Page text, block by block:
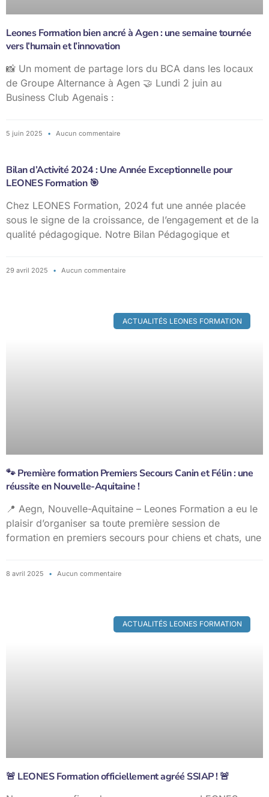
Leones Formation bien ancré à Agen : une semaine tournée
vers l’humain et l’innovation
📸 Un moment de partage lors du BCA dans les locaux
de Groupe Alternance à Agen 🤝 Lundi 2 juin au
Business Club Agenais :
5 juin 2025 Aucun commentaire
Bilan d’Activité 2024 : Une Année Exceptionnelle pour
LEONES Formation 🎯
Chez LEONES Formation, 2024 fut une année placée
sous le signe de la croissance, de l’engagement et de la
qualité pédagogique. Notre Bilan Pédagogique et
29 avril 2025 Aucun commentaire
ACTUALITÉS LEONES FORMATION
🐾 Première formation Premiers Secours Canin et Félin : une
réussite en Nouvelle-Aquitaine !
📍 Aegn, Nouvelle-Aquitaine – Leones Formation a eu le
plaisir d’organiser sa toute première session de
formation en premiers secours pour chiens et chats, une
8 avril 2025 Aucun commentaire
ACTUALITÉS LEONES FORMATION
🚨 LEONES Formation officiellement agréé SSIAP ! 🚨